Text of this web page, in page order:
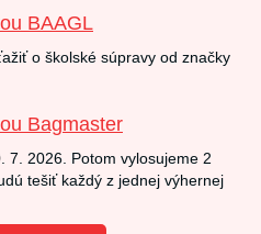
BAAGL
o školské súpravy od značky
Bagmaster
7. 2026. Potom vylosujeme 2
tešiť každý z jednej výhernej